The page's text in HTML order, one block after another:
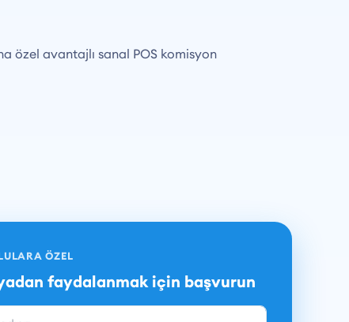
özel avantajlı sanal POS komisyon
ÖZEL
faydalanmak için başvurun